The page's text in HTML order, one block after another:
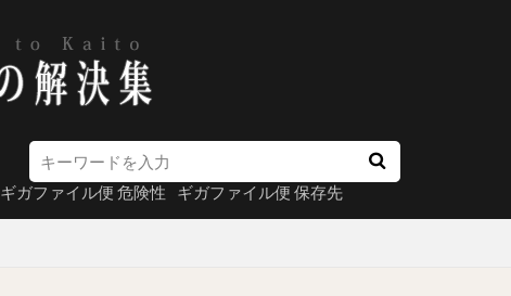
ギガファイル便 危険性 ギガファイル便 保存先